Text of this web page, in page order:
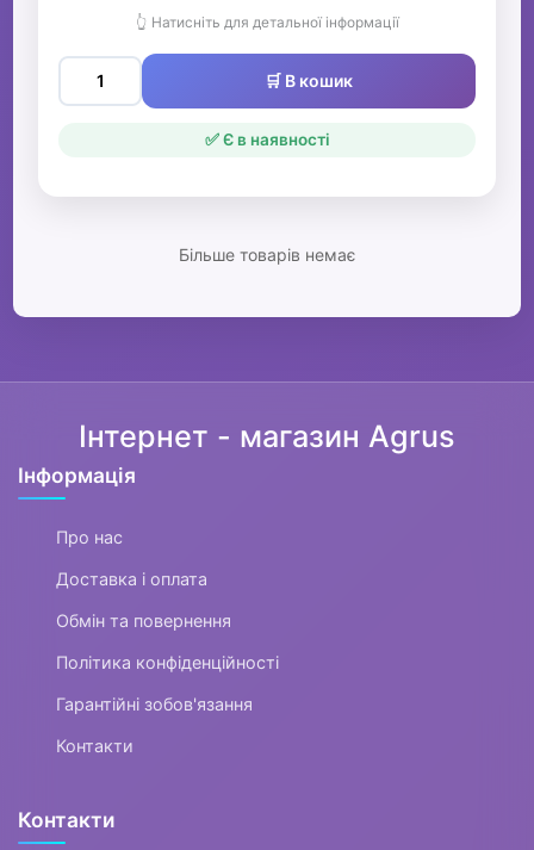
👆 Натисніть для детальної інформації
🛒 В кошик
✅ Є в наявності
Більше товарів немає
Інтернет - магазин Agrus
Інформація
Про нас
Доставка і оплата
Обмін та повернення
Політика конфіденційності
Гарантійні зобов'язання
Контакти
Контакти